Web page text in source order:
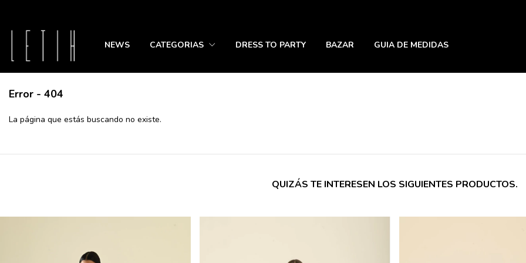
NEWS CATEGORIAS DRESS TO PARTY BAZAR GUIA DE MEDIDAS
Error - 404
La página que estás buscando no existe.
QUIZÁS TE INTERESEN LOS SIGUIENTES PRODUCTOS.